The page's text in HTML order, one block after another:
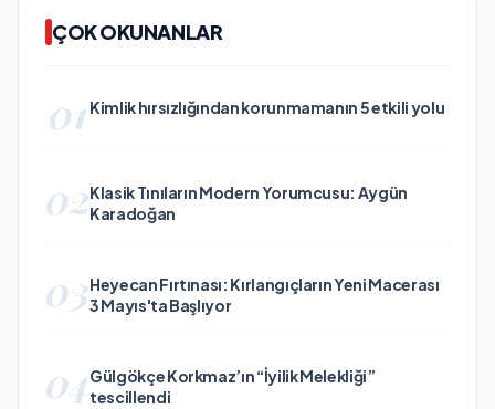
ÇOK OKUNANLAR
01 Kimlik hırsızlığından korunmamanın 5 etkili yolu
02Klasik Tınıların Modern Yorumcusu: Aygün
Karadoğan
03Heyecan Fırtınası: Kırlangıçların Yeni Macerası
3 Mayıs'ta Başlıyor
04Gülgökçe Korkmaz’ın “İyilik Melekliği”
tescillendi